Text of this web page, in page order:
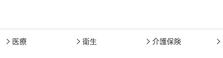
医療 衛生 介護保険